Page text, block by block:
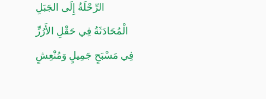
الرِّحْلَةُ إِلَى الجَبَلِ
الْمُحَادَثَةُ فِي حَقْلِ الأَرُزِّ
فِي مَسْبَحٍ جَمِيلٍ وَمُنْعِشٍ